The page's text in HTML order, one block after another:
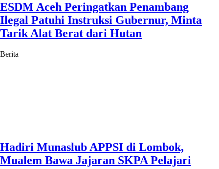
ESDM Aceh Peringatkan Penambang
Ilegal Patuhi Instruksi Gubernur, Minta
Tarik Alat Berat dari Hutan
Berita
Hadiri Munaslub APPSI di Lombok,
Mualem Bawa Jajaran SKPA Pelajari